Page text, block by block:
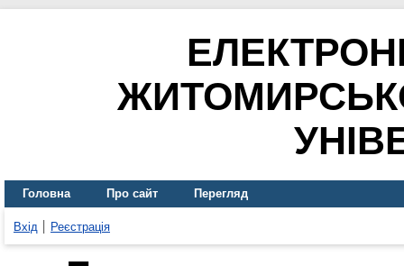
Головна Про сайт Перегляд
Вхід Реєстрація